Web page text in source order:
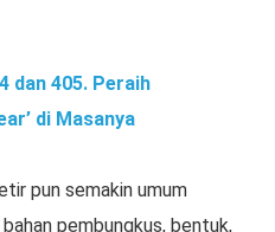
dan 405. Peraih
di Masanya
pun semakin umum
pembungkus, bentuk,